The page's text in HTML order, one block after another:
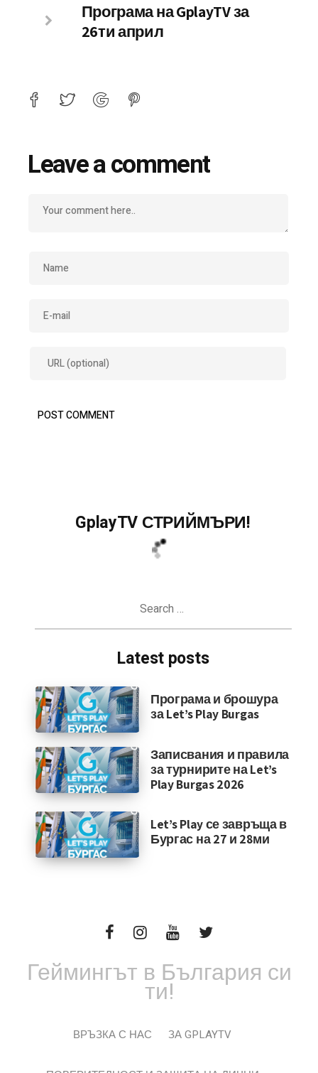
Програма на GplayTV за
26ти април
Leave a comment
GplayTV СТРИЙМЪРИ!
Latest posts
Програма и брошура
за Let’s Play Burgas
Записвания и правила
за турнирите на Let’s
Play Burgas 2026
Let’s Play се завръща в
Бургас на 27 и 28ми
Геймингът в България си
ти!
ВРЪЗКА С НАС ЗА GPLAYTV